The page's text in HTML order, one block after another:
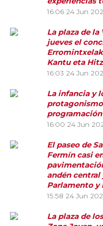
16:06 24 Jun
La plaza de la
jueves el
Kantu eta
16:03 24 Jun
La infancia y
protagonismo
16:00 24 Jun
El paseo de
Fermín casi
andén central
Parlamento y
15:58 24 Jun
La plaza de